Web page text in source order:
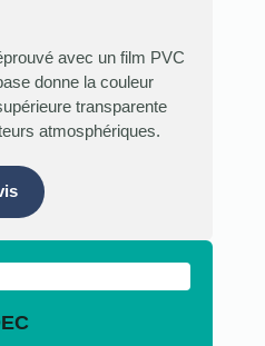
avec un film PVC
donne la couleur
transparente
atmosphériques.